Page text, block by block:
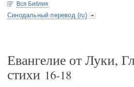
Вся Библия
Синодальный перевод (ru)
Евангелие от Луки,
стихи 16-18